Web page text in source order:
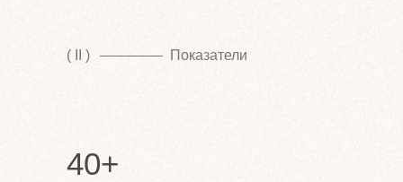
( II ) Показатели
40+